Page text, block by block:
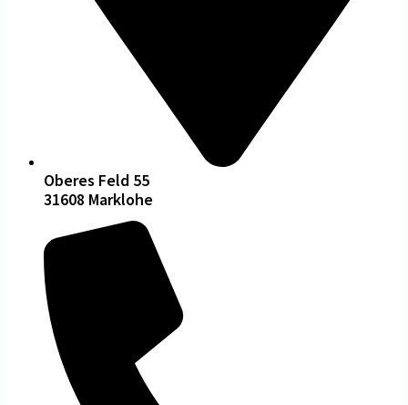
Oberes Feld 55
31608 Marklohe